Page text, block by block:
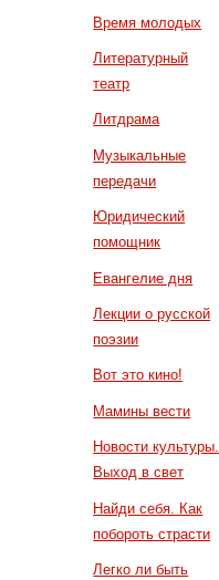
Время молодых
Литературный
театр
Литдрама
Музыкальные
передачи
Юридический
помощник
Евангелие дня
Лекции о русской
поэзии
Вот это кино!
Мамины вести
Новости культуры.
Выход в свет
Найди себя. Как
побороть страсти
Легко ли быть